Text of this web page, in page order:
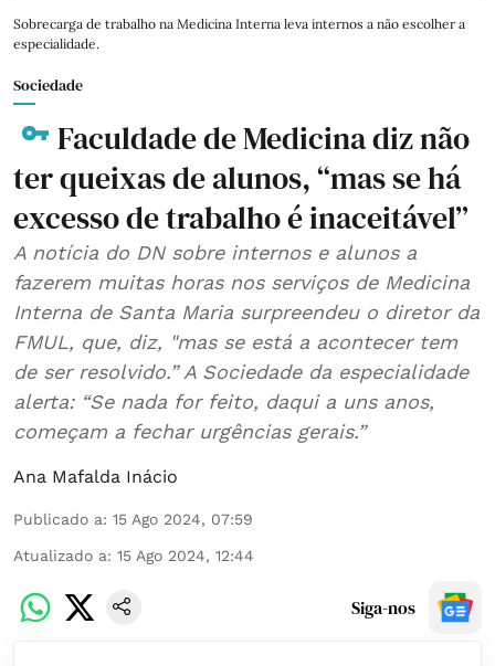
Sobrecarga de trabalho na Medicina Interna leva internos a não escolher a
especialidade.
Sociedade
Faculdade de Medicina diz não
ter queixas de alunos, “mas se há
excesso de trabalho é inaceitável”
A notícia do DN sobre internos e alunos a
fazerem muitas horas nos serviços de Medicina
Interna de Santa Maria surpreendeu o diretor da
FMUL, que, diz, "mas se está a acontecer tem
de ser resolvido.” A Sociedade da especialidade
alerta: “Se nada for feito, daqui a uns anos,
começam a fechar urgências gerais.”
Ana Mafalda Inácio
Publicado a: 15 Ago 2024, 07:59
Atualizado a: 15 Ago 2024, 12:44
Siga-nos